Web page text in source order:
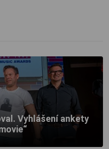
Vyhlášení ankety